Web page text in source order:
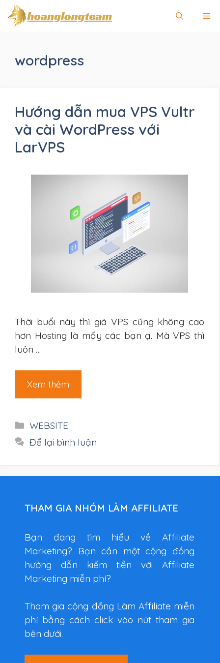
Chuyển
đến
wordpress
Hướng dẫn mua VPS Vultr
và cài WordPress với
LarVPS
Thời buổi này thì giá VPS cũng không cao
hơn Hosting là mấy các bạn ạ. Mà VPS thì
luôn …
Xem thêm
Danh
mục
WEBSITE
Để lại bình luận
THAM GIA NHÓM LÀM AFFILIATE
Bạn đang tìm hiểu về Affiliate
Marketing? Bạn cần một cộng đồng
hướng dẫn kiếm tiền với Affiliate
Marketing miễn phí?
Tham gia cộng đồng Làm Affiliate miễn
phí bằng cách click vào nút tham gia
bên dưới.